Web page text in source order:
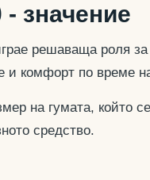
значение
решаваща роля
и комфорт по време
на гумата, който
средство.